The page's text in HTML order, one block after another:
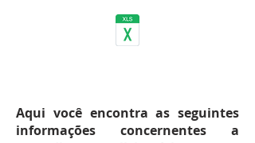
Aqui você encontra as seguintes
informações concernentes a